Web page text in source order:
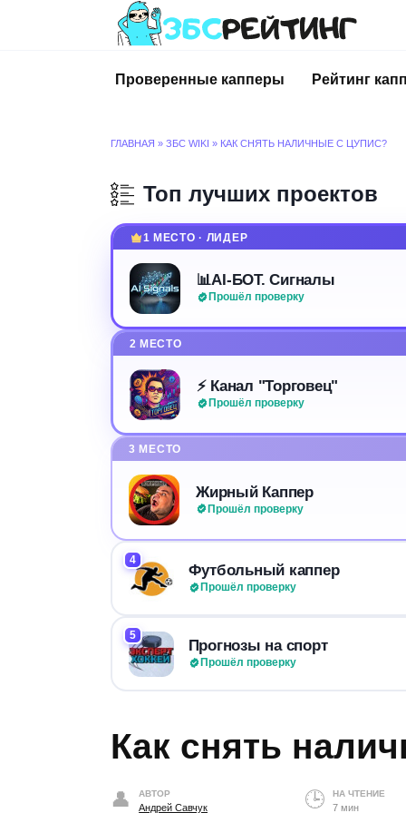
Проверенные капперы
Рейтинг
ГЛАВНАЯ » ЗБС WIKI » КАК СНЯТЬ НАЛИЧНЫЕ С ЦУПИС?
Топ лучших проектов
1 МЕСТО · ЛИДЕР
📊AI-БОТ. Сигналы
Прошёл проверку
2 МЕСТО
⚡️ Канал "Торговец"
Прошёл проверку
3 МЕСТО
Жирный Каппер
Прошёл проверку
4
Футбольный каппер
Прошёл проверку
5
Прогнозы на спорт
Прошёл проверку
Как снять
АВТОР
Андрей Савчук
НА ЧТЕНИЕ
7 мин